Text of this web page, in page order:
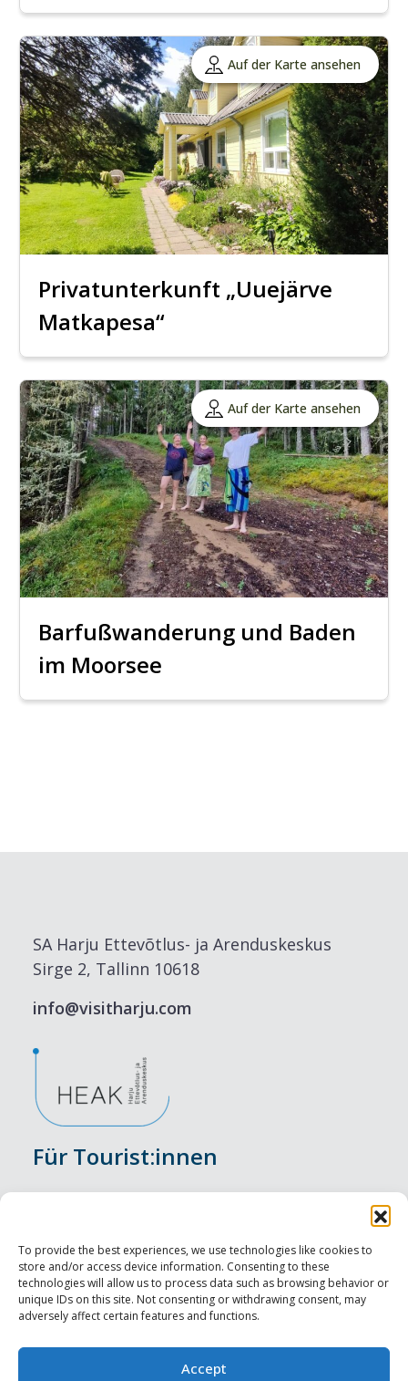
To provide the best experiences, we use technologies like cookies to
store and/or access device information. Consenting to these
technologies will allow us to process data such as browsing behavior or
unique IDs on this site. Not consenting or withdrawing consent, may
adversely affect certain features and functions.
Accept
Auf der Karte ansehen
Privatunterkunft „Uuejärve
Matkapesa“
Auf der Karte ansehen
Barfußwanderung und Baden
im Moorsee
SA Harju Ettevõtlus- ja Arenduskeskus
Sirge 2, Tallinn 10618
info@visitharju.com
Für Tourist:innen
Unterkunft
Genusserlebnisse
Sehenswürdigkeiten